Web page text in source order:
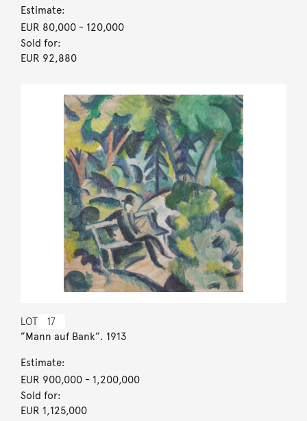
Estimate:
EUR 80,000- 120,000
Sold for:
EUR 92,880
LOT 17
”Mann auf Bank”. 1913
Estimate:
EUR 900,000- 1,200,000
Sold for:
EUR 1,125,000